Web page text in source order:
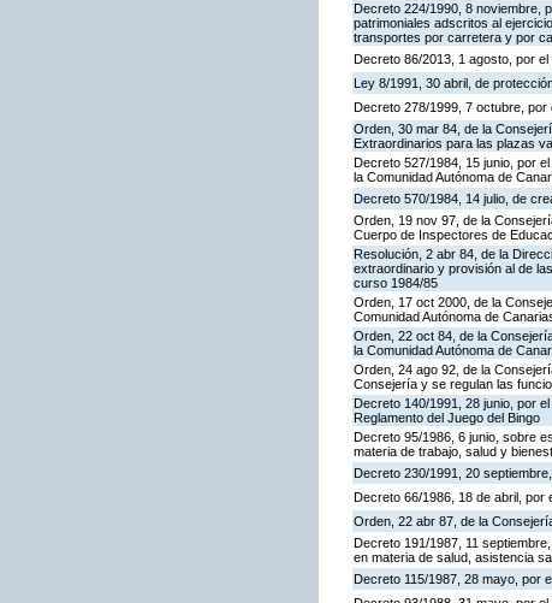
Decreto 224/1990, 8 noviembre,
patrimoniales adscritos al
transportes por carretera y por
Decreto 86/2013, 1 agosto, por
Ley 8/1991, 30 abril, de
Decreto 278/1999, 7 octubre,
Orden, 30 mar 84, de la
Extraordinarios para las plazas
Decreto 527/1984, 15 junio, por
la Comunidad Autónoma de
Decreto 570/1984, 14 julio, de
Orden, 19 nov 97, de la
Cuerpo de Inspectores de
Resolución, 2 abr 84, de la
extraordinario y provisión al de
curso 1984/85
Orden, 17 oct 2000, de la
Comunidad Autónoma de
Orden, 22 oct 84, de la
la Comunidad Autónoma de
Orden, 24 ago 92, de la
Consejería y se regulan las
Decreto 140/1991, 28 junio, por
Reglamento del Juego del Bingo
Decreto 95/1986, 6 junio, sobre
materia de trabajo, salud y
Decreto 230/1991, 20
Decreto 66/1986, 18 de abril,
Orden, 22 abr 87, de la
Decreto 191/1987, 11
en materia de salud, asistencia
Decreto 115/1987, 28 mayo, por